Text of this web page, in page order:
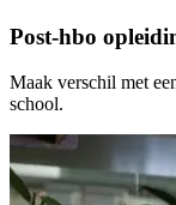
Post-hbo
Maak verschil met
school.